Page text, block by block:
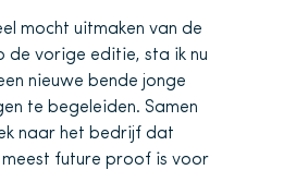
mocht uitmaken van de
de vorige editie, sta ik nu
nieuwe bende jonge
te begeleiden. Samen
naar het bedrijf dat
meest future proof is voor